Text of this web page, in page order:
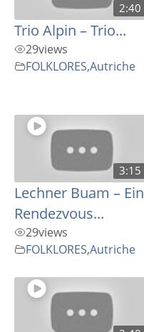
2:40
Trio Alpin – Trio...
29views
FOLKLORES,Autriche
3:15
Lechner Buam – Ein
Rendezvous...
29views
FOLKLORES,Autriche